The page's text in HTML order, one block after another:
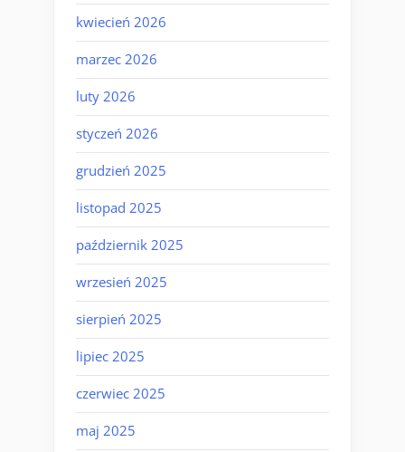
kwiecień 2026
marzec 2026
luty 2026
styczeń 2026
grudzień 2025
listopad 2025
październik 2025
wrzesień 2025
sierpień 2025
lipiec 2025
czerwiec 2025
maj 2025